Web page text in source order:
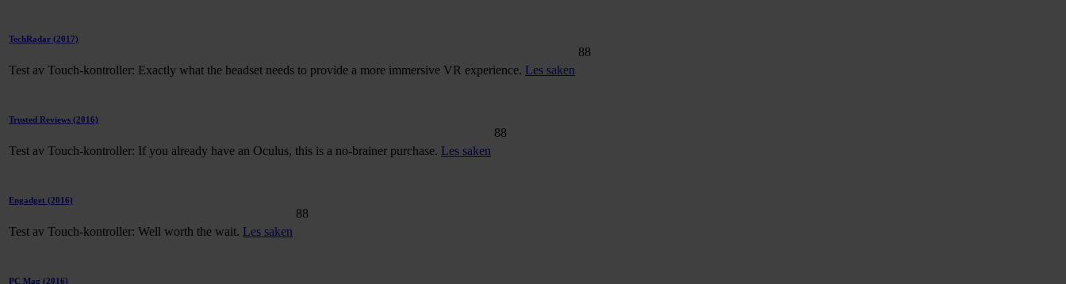
TechRadar (2017)
Test av Touch-kontroller: Exactly what the headset needs to provide a more immersive VR experience. Les saken
88
Trusted Reviews (2016)
Test av Touch-kontroller: If you already have an Oculus, this is a no-brainer purchase. Les saken
88
Engadget (2016)
Test av Touch-kontroller: Well worth the wait. Les saken
88
PC Mag (2016)